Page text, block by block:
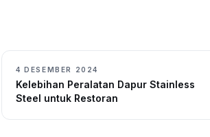
4 DESEMBER 2024
Kelebihan Peralatan Dapur Stainless
Steel untuk Restoran